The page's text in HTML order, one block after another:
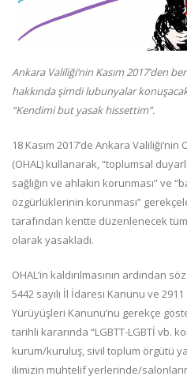
Ankara Valiliği’nin Kasım 2017’den
hakkında şimdi lubunyalar
“Kendimi but yasak hissettim”.
18 Kasım 2017’de Ankara
(OHAL) kullanarak, “toplumsal
sağlığın ve ahlakın korunması” ve
özgürlüklerinin korunması”
tarafından kentte düzenlenecek
olarak yasakladı.
OHAL’in kaldırılmasının ardından
5442 sayılı İl İdaresi Kanunu ve 2911
Yürüyüşleri Kanunu’nu gerekçe
tarihli kararında “LGBTT-LGBTİ vb.
kurum/kuruluş, sivil toplum örgütü
ilimizin muhtelif yerlerinde/